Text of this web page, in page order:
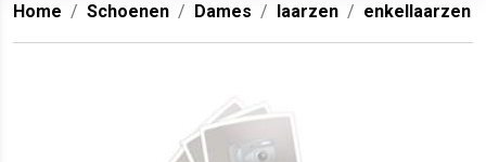
Home Schoenen Dames laarzen enkellaarzen